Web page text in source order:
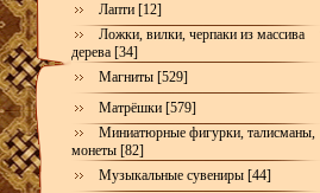
Лапти [12]
Ложки, вилки, черпаки из массива
дерева [34]
Магниты [529]
Матрёшки [579]
Миниатюрные фигурки, талисманы,
монеты [82]
Музыкальные сувениры [44]